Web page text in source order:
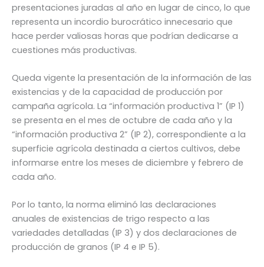
presentaciones juradas al año en lugar de cinco, lo que
representa un incordio burocrático innecesario que
hace perder valiosas horas que podrían dedicarse a
cuestiones más productivas.
Queda vigente la presentación de la información de las
existencias y de la capacidad de producción por
campaña agrícola. La “información productiva 1” (IP 1)
se presenta en el mes de octubre de cada año y la
“información productiva 2” (IP 2), correspondiente a la
superficie agrícola destinada a ciertos cultivos, debe
informarse entre los meses de diciembre y febrero de
cada año.
Por lo tanto, la norma eliminó las declaraciones
anuales de existencias de trigo respecto a las
variedades detalladas (IP 3) y dos declaraciones de
producción de granos (IP 4 e IP 5).